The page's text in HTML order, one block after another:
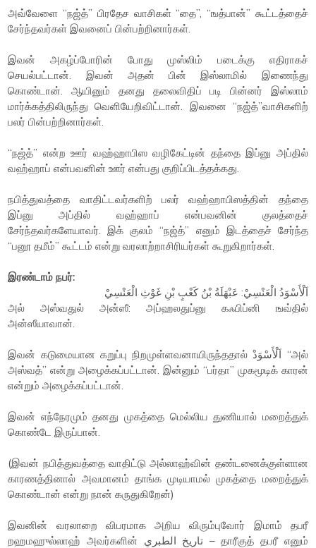
அவ்வேளை “நஜ்த்” பிரதேச வாசிகள் “தை”, “ஙத்பான்” கூட்டத்தைச்
சேர்ந்தவர்கள் இவனைப் பின்பற்றினார்கள்.
இவன் அகழ்ப்போரின் போது முஸ்லிம் படைக்கு எதிராகச்
செயல்பட்டான். இவன் அதன் பின் இஸ்லாமில் இணைந்து
கொண்டான். ஆயினும் தனது தலைவிதிப் படி பின்னர் இஸ்லாம்
மார்க்கத்திலிருந்து வெளியேறிவிட்டான். இவனை “நஜ்த்”வாசிகளிற்
பலர் பின்பற்றினார்கள்.
“நஜ்த்” என்ற ஊர் வஹ்ஹாபிஸ வழிகேட்டின் தந்தை இப்னு அப்தில்
வஹ்ஹாப் என்பவனின் ஊர் என்பது குறிப்பிடத்தக்கது.
நபித்துவத்தை வாதிட்டவர்களிற் பலர் வஹ்ஹாபிஸத்தின் தந்தை
இப்னு அப்தில் வஹ்ஹாப் என்பவனின் குலத்தைச்
சேர்ந்தவர்களேயாவர். இக் குலம் “நஜ்த்” எனும் இடத்தைச் சேர்ந்த
“பனூ தமீம்” கூட்டம் என்று வரலாற்றாசிரியர்கள் கூறுகிறார்கள்.
இரண்டாம் நபர்:
اَلْأَسْوَدُ الْعَنْسِيْ: عَبْهَلَةُ بْنُ كَعْبٍ بْنِ غَوْثِ الْعَنْسِيْ
அல் அஸ்வதுல் அன்ஸீ: அப்ஹலதுப்னு கஃபிப்னி ஙவ்தில்
அன்ஸீயாவான்.
இவன் கடுமையான கறுப்பு நிறமுள்ளவனாயிருந்ததால் اَلْأَسْوَدْ “அல்
அஸ்வத்” என்று அழைக்கப்பட்டான். இன்னும் “பர்தா” முகமூடிக் காரன்
என்றும் அழைக்கப்பட்டான்.
இவன் எந்நேரமும் தனது முகத்தை மெல்லிய துணியால் மறைத்துக்
கொண்டே இருப்பான்.
(இவன் நபித்துவத்தை வாதிட்டு அல்லாஹ்வின் தண்டனைக்குள்ளான
காரணத்தினால் அவமானம் தாங்க முடியாமல் முகத்தை மறைத்துக்
கொண்டான் என்று நான் கருதுகிறேன்)
இவனின் வரலாறை விபரமாக அறிய விரும்புவோர் இமாம் தபரீ
றஹமஹுல்லாஹ் அவர்களின் تاريخ الطبري – தாரீகுத் தபரீ எனும்